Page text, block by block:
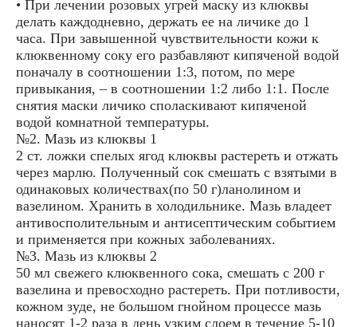
• При лечении розовых угрей маску из клюквы
делать каждодневно, держать ее на личике до 1
часа. При завышенной чувствительности кожи к
клюквенному соку его разбавляют кипяченой водой
поначалу в соотношении 1:3, потом, по мере
привыкания, – в соотношении 1:2 либо 1:1. После
снятия маски личико споласкивают кипяченой
водой комнатной температуры.
№2. Мазь из клюквы 1
2 ст. ложки спелых ягод клюквы растереть и отжать
через марлю. Полученный сок смешать с взятыми в
одинаковых количествах(по 50 г)ланолином и
вазелином. Хранить в холодильнике. Мазь владеет
антивосполительным и антисептическим событием
и применяется при кожных заболеваниях.
№3. Мазь из клюквы 2
50 мл свежего клюквенного сока, смешать с 200 г
вазелина и превосходно растереть. При потливости,
кожном зуде, не большом гнойном процессе мазь
наносят 1-2 раза в день узким слоем в течение 5-10